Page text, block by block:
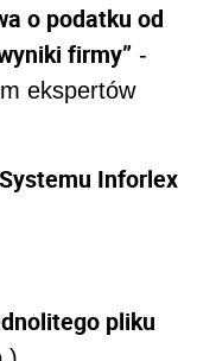
o podatku od
firmy” -
ekspertów
Inforlex
pliku